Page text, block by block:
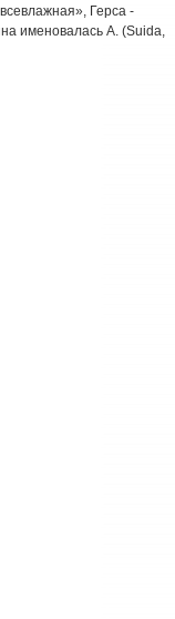
Герса -
именовалась A. (Suida,